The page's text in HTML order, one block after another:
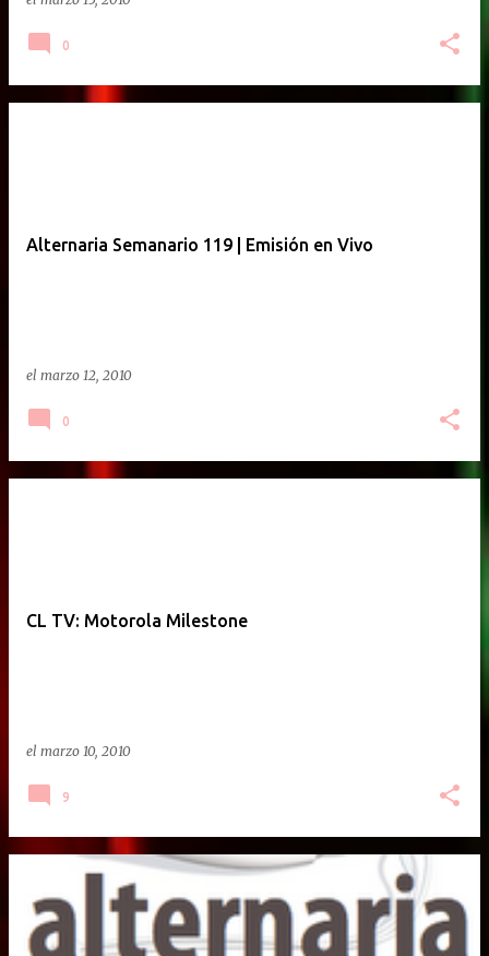
0
Alternaria Semanario 119 | Emisión en Vivo
el marzo 12, 2010
0
CL TV: Motorola Milestone
el marzo 10, 2010
9